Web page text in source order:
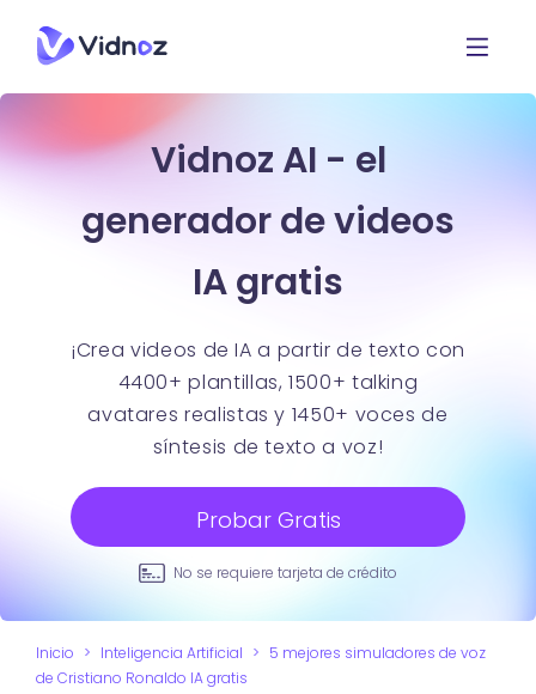
Vidnoz AI - el
generador de videos
IA gratis
¡Crea videos de IA a partir de texto con
4400+ plantillas, 1500+ talking
avatares realistas y 1450+ voces de
síntesis de texto a voz!
Probar Gratis
No se requiere tarjeta de crédito
Inicio > Inteligencia Artificial > 5 mejores simuladores de voz
de Cristiano Ronaldo IA gratis